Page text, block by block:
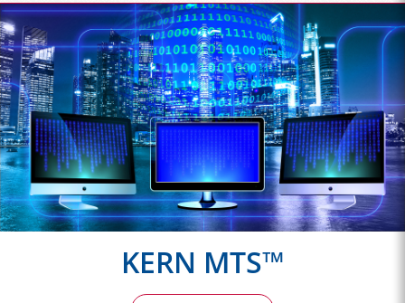
KERN MTS™